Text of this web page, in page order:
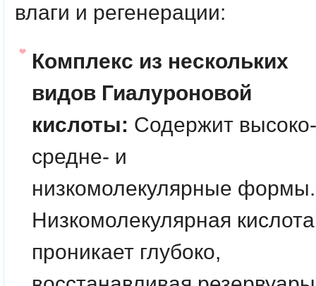
влаги и регенерации:
Комплекс из нескольких
видов Гиалуроновой
кислоты: Содержит
средне- и
низкомолекулярные формы.
Низкомолекулярная кислота
проникает глубоко,